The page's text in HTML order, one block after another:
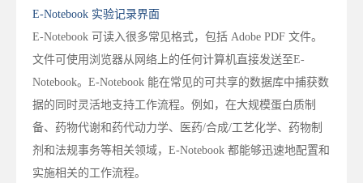
E-Notebook 实验记录界面
E-Notebook 可读入很多常见格式，包括 Adobe PDF 文件。
文件可使用浏览器从网络上的任何计算机直接发送至E-
Notebook。E-Notebook 能在常见的可共享的数据库中捕获数
据的同时灵活地支持工作流程。例如，在大规模蛋白质制
备、药物代谢和药代动力学、医药/合成/工艺化学、药物制
剂和法规事务等相关领域，E-Notebook 都能够迅速地配置和
实施相关的工作流程。